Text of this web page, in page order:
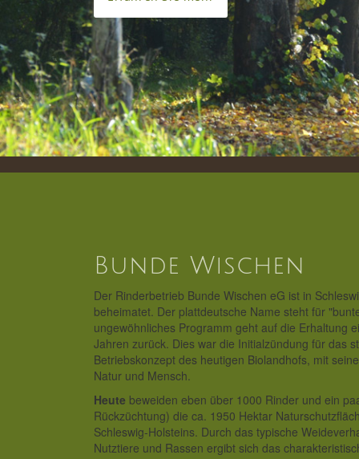
Bunde Wischen
Der Rinderbetrieb Bunde Wischen eG ist in
beheimatet. Der plattdeutsche Name steht für
ungewöhnliches Programm geht auf die Erhaltung
Jahren zurück. Dies war die Initialzündung für das
Betriebskonzept des heutigen Biolandhofs, mit
Natur und Mensch.
Heute beweiden eben über 1000 Rinder und ein
Rückzüchtung) die ca. 1950 Hektar
Schleswig-Holsteins. Durch das typische
Nutztiere und Rassen ergibt sich das